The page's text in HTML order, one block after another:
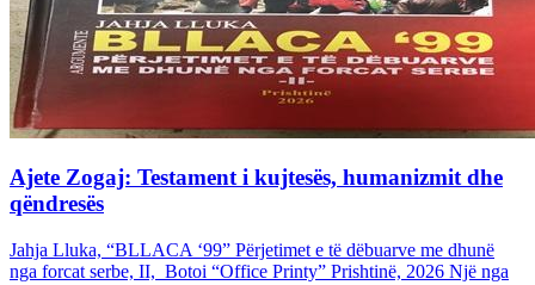
Ajete Zogaj: Testament i kujtesës, humanizmit dhe
qëndresës
Jahja Lluka, “BLLACA ‘99” Përjetimet e të dëbuarve me dhunë
nga forcat serbe, II, Botoi “Office Printy” Prishtinë, 2026 Një nga